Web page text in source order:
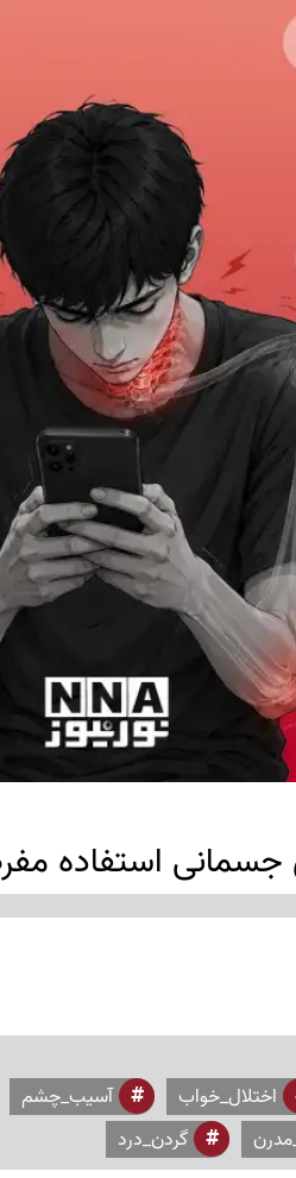
جسمانی استفاده
اختلال_خواب آسیب_چشم
گردن_درد